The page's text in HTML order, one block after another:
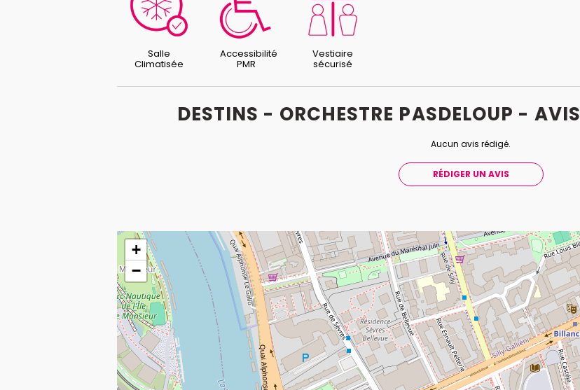
Salle
Climatisée
Accessibilité
PMR
Vestiaire
sécurisé
DESTINS - ORCHESTRE PASDELOUP - AVIS
Aucun avis rédigé.
RÉDIGER UN AVIS
+
−